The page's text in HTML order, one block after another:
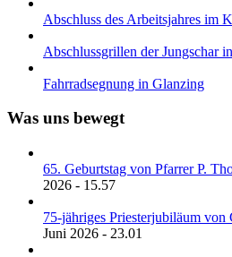
Abschluss des Arbeitsjahres im
Abschlussgrillen der Jungschar
Fahrradsegnung in Glanzing
Was uns bewegt
65. Geburtstag von Pfarrer P.
2026 - 15.57
75-jähriges Priesterjubiläum
Juni 2026 - 23.01